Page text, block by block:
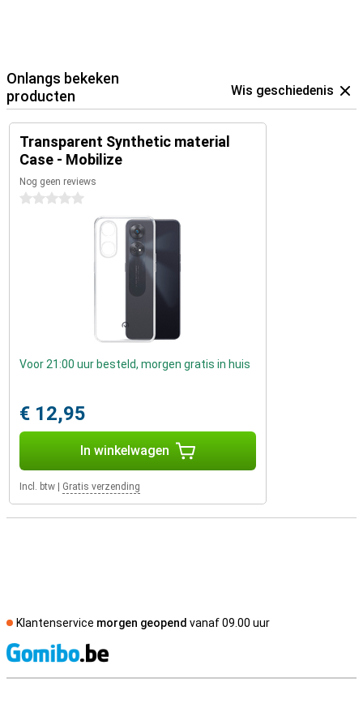
Onlangs bekeken
producten
Wis geschiedenis
Transparent Synthetic material
Case - Mobilize
Nog geen reviews
0 sterren
Voor 21:00 uur besteld, morgen gratis in huis
€ 12,95
In winkelwagen
Incl. btw Gratis verzending
Klantenservice morgen geopend vanaf 09.00 uur